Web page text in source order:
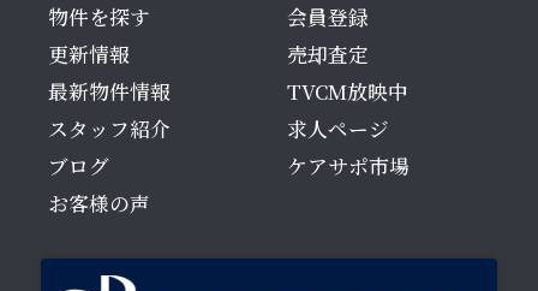
物件を探す
更新情報
最新物件情報
スタッフ紹介
ブログ
お客様の声
会員登録
売却査定
TVCM放映中
求人ページ
ケアサポ市場